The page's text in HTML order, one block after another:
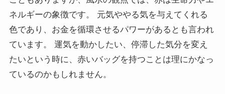
ネルギーの象徴です。 元気ややる気を与えてくれる
色であり、お金を循環させるパワーがあるとも言われ
ています。 運気を動かしたい、停滞した気分を変え
たいという時に、赤いバッグを持つことは理にかなっ
ているのかもしれません。